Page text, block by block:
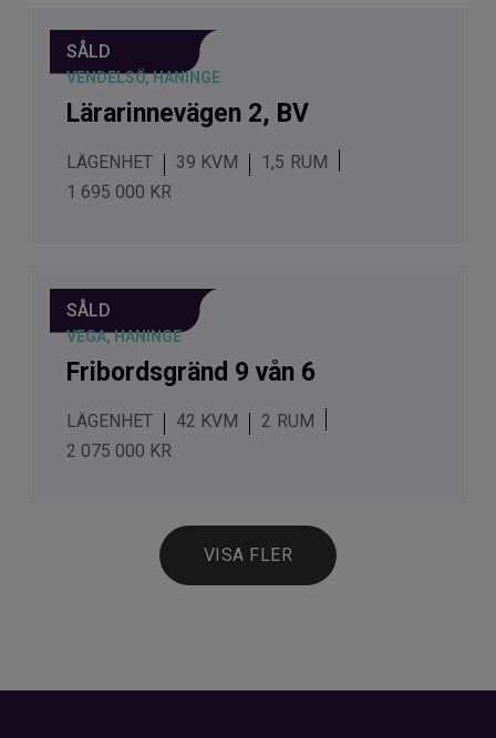
SÅLD
Lärarinnevägen 2, BV
VENDELSÖ, HANINGE
1,5
39 KVM
LÄGENHET
1 695 000 KR
SÅLD
Fribordsgränd 9 vån 6
VEGA, HANINGE
2
42 KVM
LÄGENHET
2 075 000 KR
VISA FLER